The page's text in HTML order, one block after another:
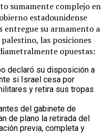
sumamente complejo en
estadounidense
entregue su armamento a
las posiciones
opuestas:
declaró su disposición a
si Israel cesa por
y retira sus tropas
del gabinete de
de plano la retirada del
previa, completa y